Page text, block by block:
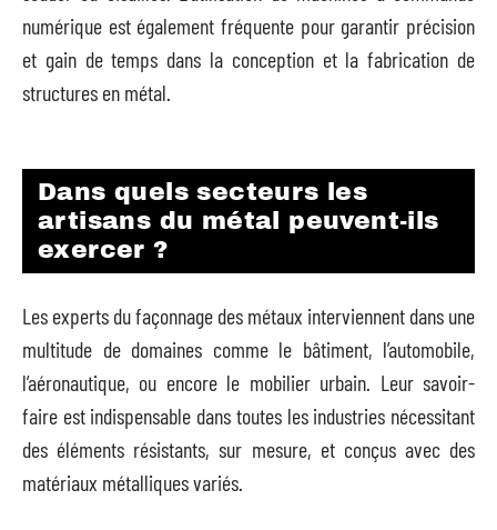
numérique est également fréquente pour garantir précision
et gain de temps dans la conception et la fabrication de
structures en métal.
Dans quels secteurs les
artisans du métal peuvent-ils
exercer ?
Les experts du façonnage des métaux interviennent dans une
multitude de domaines comme le bâtiment, l’automobile,
l’aéronautique, ou encore le mobilier urbain. Leur savoir-
faire est indispensable dans toutes les industries nécessitant
des éléments résistants, sur mesure, et conçus avec des
matériaux métalliques variés.